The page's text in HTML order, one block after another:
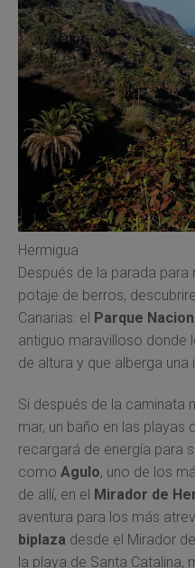
Hermigua
Después de la parada
potaje de berros,
Canarias: el Parque
antiguo maravilloso donde
de altura y que alberga
Si después de la caminata
mar, un baño en las playas
recargará de energía para
como Agulo, uno de los
de allí, en el Mirador de
aventura para los más
biplaza desde el Mirador
la playa de Santa Catalina,